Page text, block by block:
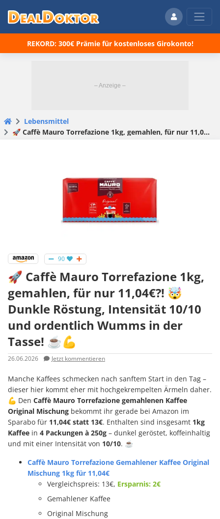
REKORD: 300€ Prämie für kostenloses Girokonto!
Lebensmittel
🚀 Caffè Mauro Torrefazione 1kg, gemahlen, für nur 11,04€?! 🤯 Dunkle Röstung, Intensität 10/10 und ordentlich Wumms in der Tasse! ☕💪
90
🚀 Caffè Mauro Torrefazione 1kg,
gemahlen, für nur 11,04€?! 🤯
Dunkle Röstung, Intensität 10/10
und ordentlich Wumms in der
Tasse! ☕💪
26.06.2026 Jetzt kommentieren
Manche Kaffees schmecken nach sanftem Start in den Tag –
dieser hier kommt eher mit hochgekrempelten Ärmeln daher.
💪 Den Caffè Mauro Torrefazione gemahlenen Kaffee
Original Mischung bekommt ihr gerade bei Amazon im
Sparabo für 11,04€ statt 13€. Enthalten sind insgesamt 1kg
Kaffee in 4 Packungen à 250g – dunkel geröstet, koffeinhaltig
und mit einer Intensität von 10/10. ☕
Caffè Mauro Torrefazione Gemahlener Kaffee Original
Mischung 1kg für 11,04€
Vergleichspreis: 13€, Ersparnis: 2€
Gemahlener Kaffee
Original Mischung